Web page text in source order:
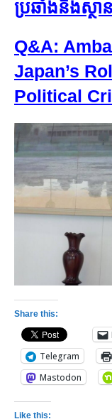
ប្រឆាំង​និង​ស្ថ
Q&A:
Japan’s
Political
Share this:
Telegram
Mastodon
Like this: